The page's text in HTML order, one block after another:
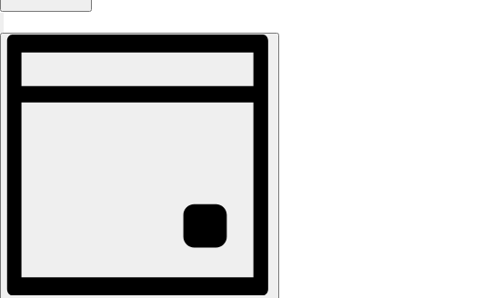
vues
Évènements
par
Cacher
Navigation
de
vues
Évènement